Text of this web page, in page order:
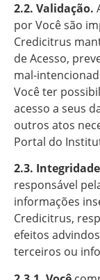
2.2. Validação.
por Você são
Credicitrus
de Acesso,
mal-
Você ter
acesso a seus
outros atos
Portal do
2.3.
responsável
informações
Credicitrus,
efeitos
terceiros ou